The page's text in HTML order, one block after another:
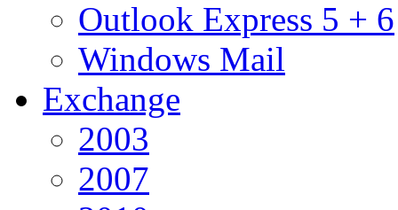
Outlook Express 5 + 6
Windows Mail
Exchange
2003
2007